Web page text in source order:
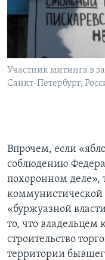
Участник митинга в
Санкт-Петербург,
Впрочем, если
соблюдению
похоронном деле»,
коммунистической
«буржуазной
то, что владельцем
строительство
территории